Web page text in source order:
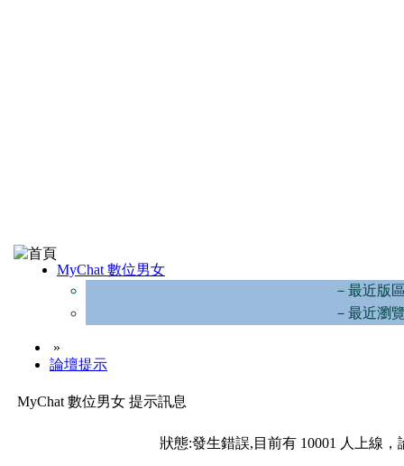
MyChat 數位男女
－最近版
－最近瀏
»
論壇提示
MyChat 數位男女 提示訊息
狀態:發生錯誤,目前有 10001 人上線